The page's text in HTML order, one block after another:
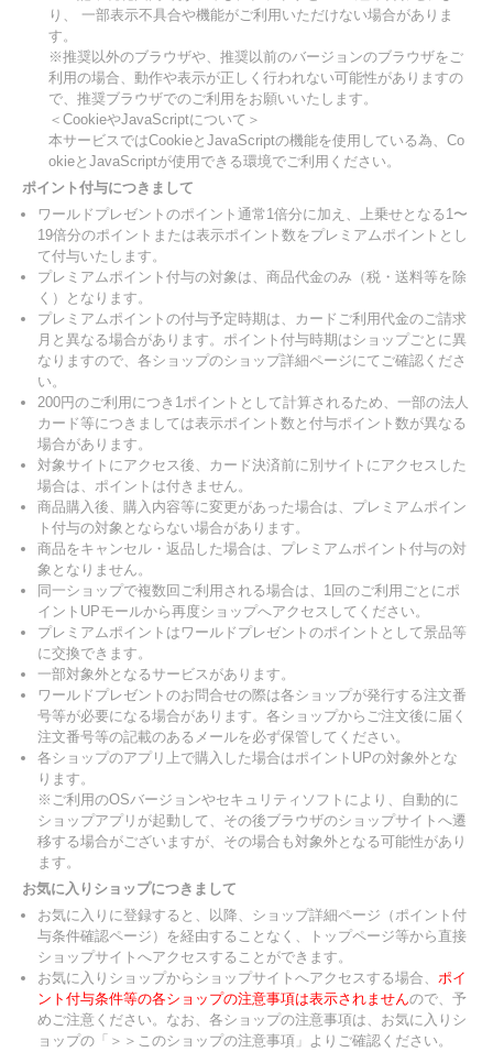
り、 一部表示不具合や機能がご利用いただけない場合がありま
す。
※推奨以外のブラウザや、推奨以前のバージョンのブラウザをご
利用の場合、動作や表示が正しく行われない可能性がありますの
で、推奨ブラウザでのご利用をお願いいたします。
＜CookieやJavaScriptについて＞
本サービスではCookieとJavaScriptの機能を使用している為、Co
okieとJavaScriptが使用できる環境でご利用ください。
ポイント付与につきまして
ワールドプレゼントのポイント通常1倍分に加え、上乗せとなる1〜
19倍分のポイントまたは表示ポイント数をプレミアムポイントとし
て付与いたします。
プレミアムポイント付与の対象は、商品代金のみ（税・送料等を除
く）となります。
プレミアムポイントの付与予定時期は、カードご利用代金のご請求
月と異なる場合があります。ポイント付与時期はショップごとに異
なりますので、各ショップのショップ詳細ページにてご確認くださ
い。
200円のご利用につき1ポイントとして計算されるため、一部の法人
カード等につきましては表示ポイント数と付与ポイント数が異なる
場合があります。
対象サイトにアクセス後、カード決済前に別サイトにアクセスした
場合は、ポイントは付きません。
商品購入後、購入内容等に変更があった場合は、プレミアムポイン
ト付与の対象とならない場合があります。
商品をキャンセル・返品した場合は、プレミアムポイント付与の対
象となりません。
同一ショップで複数回ご利用される場合は、1回のご利用ごとにポ
イントUPモールから再度ショップへアクセスしてください。
プレミアムポイントはワールドプレゼントのポイントとして景品等
に交換できます。
一部対象外となるサービスがあります。
ワールドプレゼントのお問合せの際は各ショップが発行する注文番
号等が必要になる場合があります。各ショップからご注文後に届く
注文番号等の記載のあるメールを必ず保管してください。
各ショップのアプリ上で購入した場合はポイントUPの対象外とな
ります。
※ご利用のOSバージョンやセキュリティソフトにより、自動的に
ショップアプリが起動して、その後ブラウザのショップサイトへ遷
移する場合がございますが、その場合も対象外となる可能性があり
ます。
お気に入りショップにつきまして
お気に入りに登録すると、以降、ショップ詳細ページ（ポイント付
与条件確認ページ）を経由することなく、トップページ等から直接
ショップサイトへアクセスすることができます。
お気に入りショップからショップサイトへアクセスする場合、 ポイ
ント付与条件等の各ショップの注意事項は表示されませんので、予
めご注意ください。なお、各ショップの注意事項は、お気に入りシ
ョップの「＞＞このショップの注意事項」よりご確認ください。